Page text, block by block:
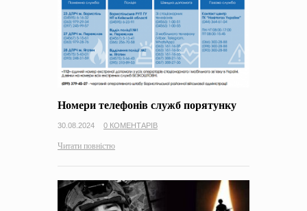
Номери телефонів служб порятунку
30.08.2024 0 КОМЕНТАРІВ
Читати повністю